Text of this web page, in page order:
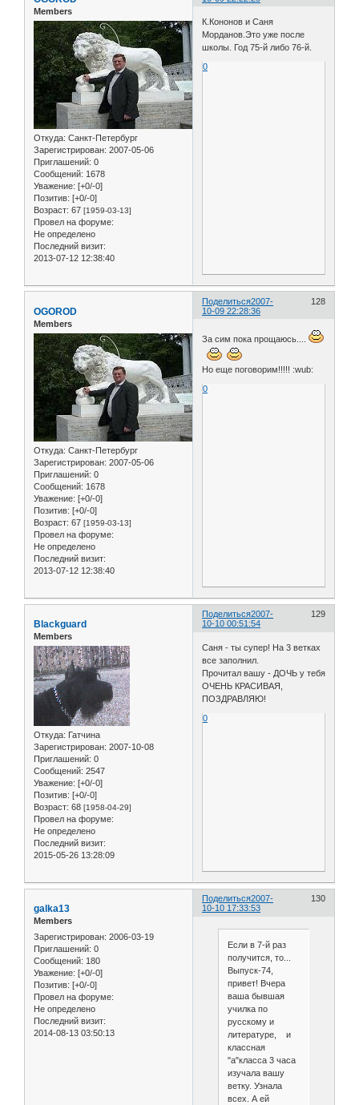
Members
Откуда: Санкт-Петербург
Зарегистрирован: 2007-05-06
Приглашений: 0
Сообщений: 1678
Уважение: [+0/-0]
Позитив: [+0/-0]
Возраст: 67 [1959-03-13]
Провел на форуме:
Не определено
Последний визит:
2013-07-12 12:38:40
К.Кононов и Саня
Морданов.Это уже после
школы. Год 75-й либо 76-й.
0
Поделиться 128
2007-
10-09 22:28:36
OGOROD
Members
Откуда: Санкт-Петербург
Зарегистрирован: 2007-05-06
Приглашений: 0
Сообщений: 1678
Уважение: [+0/-0]
Позитив: [+0/-0]
Возраст: 67 [1959-03-13]
Провел на форуме:
Не определено
Последний визит:
2013-07-12 12:38:40
За сим пока прощаюсь....
Но еще поговорим!!!!! :wub:
0
Поделиться 129
2007-
10-10 00:51:54
Blackguard
Members
Откуда: Гатчина
Зарегистрирован: 2007-10-08
Приглашений: 0
Сообщений: 2547
Уважение: [+0/-0]
Позитив: [+0/-0]
Возраст: 68 [1958-04-29]
Провел на форуме:
Не определено
Последний визит:
2015-05-26 13:28:09
Саня - ты супер! На 3 ветках
все заполнил.
Прочитал вашу - ДОЧЬ у тебя
ОЧЕНЬ КРАСИВАЯ,
ПОЗДРАВЛЯЮ!
0
Поделиться 130
2007-
10-10 17:33:53
galka13
Members
Зарегистрирован: 2006-03-19
Приглашений: 0
Сообщений: 180
Уважение: [+0/-0]
Позитив: [+0/-0]
Провел на форуме:
Не определено
Последний визит:
2014-08-13 03:50:13
Если в 7-й раз
получится, то...
Выпуск-74,
привет! Вчера
ваша бывшая
училка по
русскому и
литературе, и
классная
"а"класса 3 часа
изучала вашу
ветку. Узнала
всех. А ей